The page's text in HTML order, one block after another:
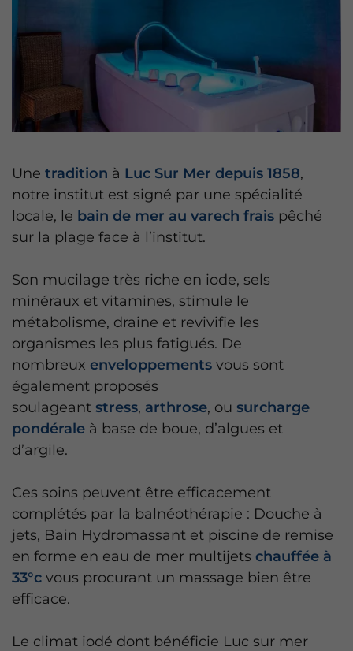
Une tradition à Luc Sur Mer depuis 1858,
notre institut est signé par une spécialité
locale, le bain de mer au varech frais pêché
sur la plage face à l’institut.
Son mucilage très riche en iode, sels
minéraux et vitamines, stimule le
métabolisme, draine et revivifie les
organismes les plus fatigués. De
nombreux enveloppements vous sont
également proposés
soulageant stress, arthrose, ou surcharge
pondérale à base de boue, d’algues et
d’argile.
Ces soins peuvent être efficacement
complétés par la balnéothérapie : Douche à
jets, Bain Hydromassant et piscine de remise
en forme en eau de mer multijets chauffée à
33°c vous procurant un massage bien être
efficace.
Le climat iodé dont bénéficie Luc sur mer